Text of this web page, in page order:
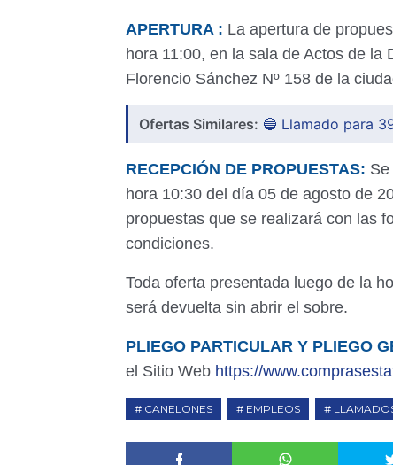
APERTURA : La apertura de
hora 11:00, en la sala de Actos de
Florencio Sánchez Nº 158 de la
Ofertas Similares: 🔵 Llamado para
RECEPCIÓN DE PROPUESTAS:
hora 10:30 del día 05 de agosto de
propuestas que se realizará con las
condiciones.
Toda oferta presentada luego de la
será devuelta sin abrir el sobre.
PLIEGO PARTICULAR Y PLIEGO
el Sitio Web https://
CANELONES EMPLEOS